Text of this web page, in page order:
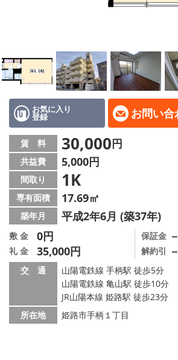
地図から探す
スタッフ
店舗情報·アクセス
会社概要
メールでお問い合わせ
お気に入り
登録 お問い合
賃 料 30,000円
共益費 5,000円
間取り 1K
専有面積 17.69㎡
築年月 平成2年6月 (築37年)
敷 金 0円
礼 金 35,000円
保証金 －
解約引 －
交 通
山陽電鉄線 手柄駅 徒歩5分
山陽電鉄線 亀山駅 徒歩10分
JR山陽本線 姫路駅 徒歩23分
所在地
姫路市手柄１丁目